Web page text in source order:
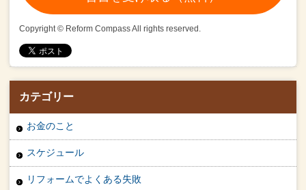
Copyright © Reform Compass All rights reserved.
カテゴリー
お金のこと
スケジュール
リフォームでよくある失敗